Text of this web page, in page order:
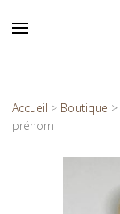
Accueil > Boutique >
prénom